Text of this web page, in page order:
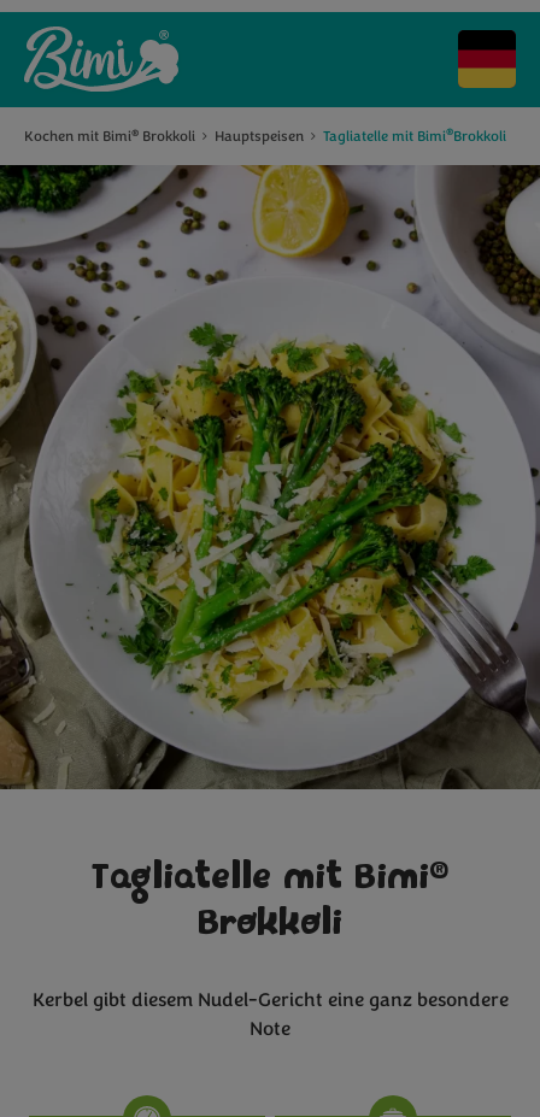
Kochen mit Bimi® Brokkoli Hauptspeisen Tagliatelle mit Bimi®Brokkoli
Tagliatelle mit Bimi®
Brokkoli
Kerbel gibt diesem Nudel-Gericht eine ganz besondere
Note